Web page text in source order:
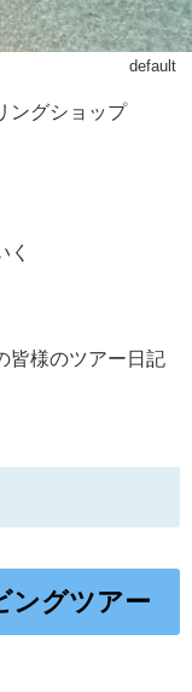
default
ングショップ
く
皆様のツアー日記
ングツアー